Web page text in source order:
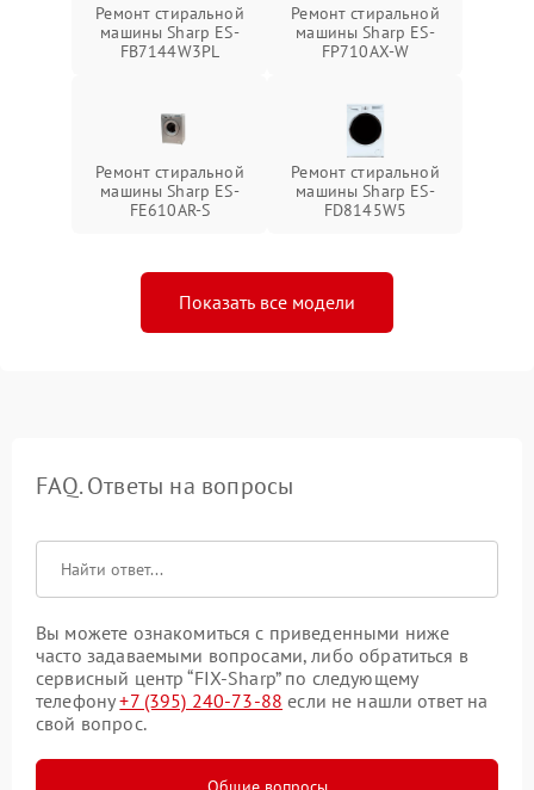
Ремонт стиральной
машины Sharp ES-
FB7144W3PL
Ремонт стиральной
машины Sharp ES-
FP710AX-W
Ремонт стиральной
машины Sharp ES-
FE610AR-S
Ремонт стиральной
машины Sharp ES-
FD8145W5
Показать все модели
FAQ. Ответы на вопросы
Вы можете ознакомиться с приведенными ниже
часто задаваемыми вопросами, либо обратиться в
сервисный центр “FIX-Sharp” по следующему
телефону+7 (395) 240-73-88 если не нашли ответ на
свой вопрос.